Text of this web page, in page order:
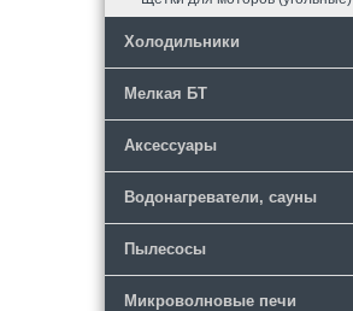
Холодильники
Мелкая БТ
Аксессуары
Водонагреватели, сауны
Пылесосы
Микроволновые печи